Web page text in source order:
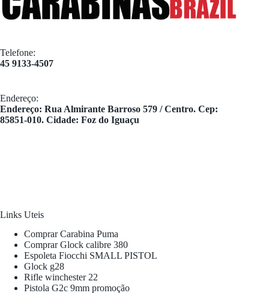
Telefone:
45 9133-4507
Endereço:
​Endereço: Rua Almirante Barroso 579 / Centro. Cep:
85851-010. Cidade: Foz do Iguaçu
Links Uteis
Comprar Carabina Puma
Comprar Glock calibre 380
Espoleta Fiocchi SMALL PISTOL
Glock g28
Rifle winchester 22
Pistola G2c 9mm promoção